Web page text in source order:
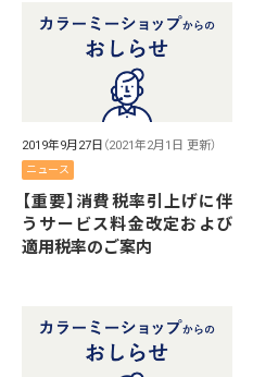
2019年9月27日 （2021年2月1日 更新）
ニュース
【重要】消費税率引上げに伴
うサービス料金改定および
適用税率のご案内